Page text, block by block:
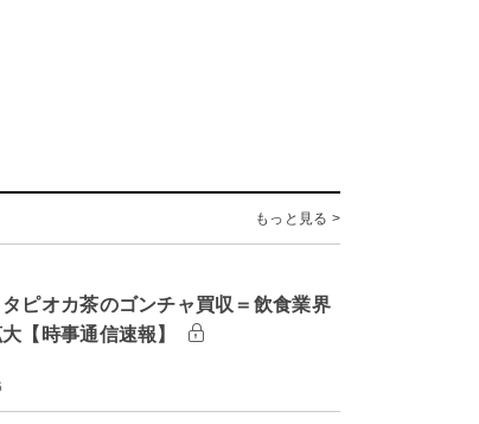
もっと見る >
ピオカ茶のゴンチャ買収＝飲食業界
【時事通信速報】